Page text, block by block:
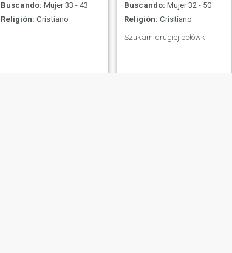
Buscando: Mujer 33 - 43
Religión: Cristiano
Buscando: Mujer 32 - 50
Religión: Cristiano
Szukam drugiej połówki